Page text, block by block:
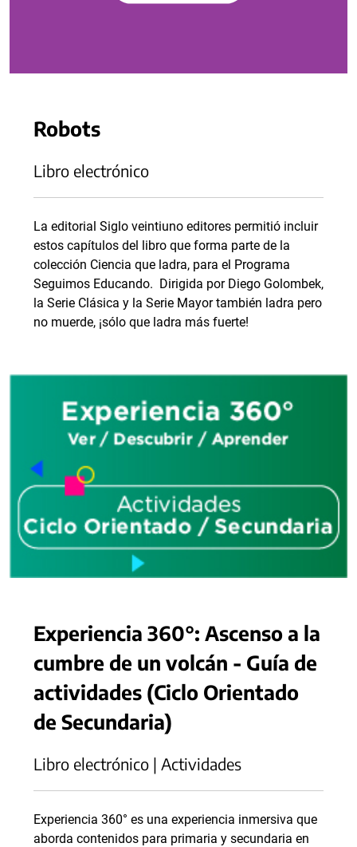
Robots
Libro electrónico
La editorial Siglo veintiuno editores permitió incluir
estos capítulos del libro que forma parte de la
colección Ciencia que ladra, para el Programa
Seguimos Educando. Dirigida por Diego Golombek,
la Serie Clásica y la Serie Mayor también ladra pero
no muerde, ¡sólo que ladra más fuerte!
Experiencia 360°: Ascenso a la
cumbre de un volcán - Guía de
actividades (Ciclo Orientado
de Secundaria)
Libro electrónico | Actividades
Experiencia 360° es una experiencia inmersiva que
aborda contenidos para primaria y secundaria en